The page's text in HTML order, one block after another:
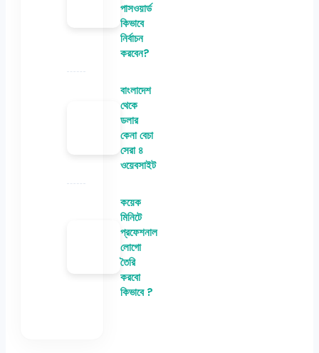
পাসওয়ার্ড
কিভাবে
নির্বাচন
করবেন?
বাংলাদেশ
থেকে
ডলার
কেনা বেচা
সেরা ৪
ওয়েবসাইট
কয়েক
মিনিটে
প্রফেশনাল
লোগো
তৈরি
করবো
কিভাবে ?